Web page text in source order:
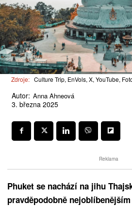
Zdroje: Culture Trip, EnVols, X, YouTube,
Autor: Anna Ahneová
3. března 2025
Reklama
Phuket se nachází na jihu
pravděpodobně